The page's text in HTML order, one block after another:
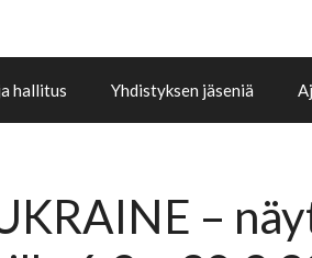
hallitus Yhdistyksen jäseniä
–